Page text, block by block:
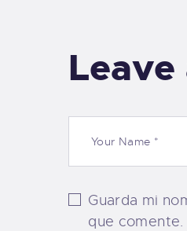
Guarda mi
que comente.